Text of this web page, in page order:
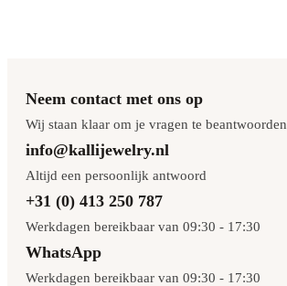
Neem contact met ons op
Wij staan klaar om je vragen te beantwoorden
info@kallijewelry.nl
Altijd een persoonlijk antwoord
+31 (0) 413 250 787
Werkdagen bereikbaar van 09:30 - 17:30
WhatsApp
Werkdagen bereikbaar van 09:30 - 17:30